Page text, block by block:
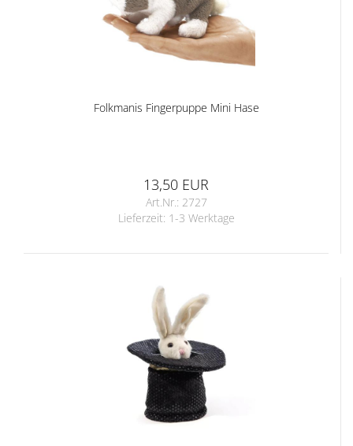
Folkmanis Fingerpuppe Mini Hase
13,50 EUR
Art.Nr.: 2727
Lieferzeit: 1-3 Werktage